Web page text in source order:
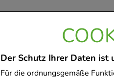
Der Schutz Ihrer Daten ist
Für die ordnungsgemäße